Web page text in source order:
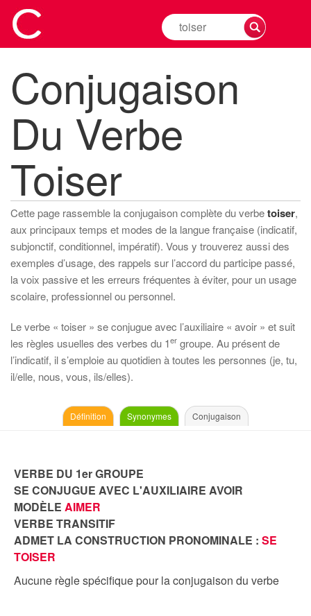
Rechercher
la
d'un
verbe
Conjugaison
Du Verbe
Toiser
Cette page rassemble la conjugaison complète du verbetoiser,
aux principaux temps et modes de la langue française (indicatif,
subjonctif, conditionnel, impératif). Vous y trouverez aussi des
exemples d’usage, des rappels sur l’accord du participe passé,
la voix passive et les erreurs fréquentes à éviter, pour un usage
scolaire, professionnel ou personnel.
Le verbe « toiser » se conjugue avec l’auxiliaire « avoir » et suit
les règles usuelles des verbes du 1er groupe. Au présent de
l’indicatif, il s’emploie au quotidien à toutes les personnes (je, tu,
il/elle, nous, vous, ils/elles).
Définition Synonymes Conjugaison
VERBE DU 1er GROUPE
SE CONJUGUE AVEC L'AUXILIAIRE AVOIR
MODÈLE AIMER
VERBE TRANSITIF
ADMET LA CONSTRUCTION PRONOMINALE : SE
TOISER
Aucune règle spécifique pour la conjugaison du verbe